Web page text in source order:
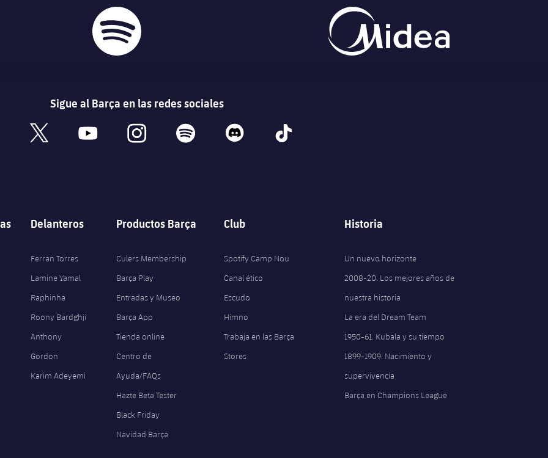
Sigue al Barça en las redes sociales
x youtube instagram spotify discord tiktok
Delanteros
Ferran Torres
Lamine Yamal
Raphinha
Roony Bardghji
Anthony
Gordon
Karim Adeyemi
Productos Barça
Culers Membership
Barça Play
Entradas y Museo
Barça App
Tienda online
Centro de
Ayuda/FAQs
Hazte Beta Tester
Black Friday
Navidad Barça
Club
Spotify Camp Nou
Canal ético
Escudo
Himno
Trabaja en las Barça
Stores
Historia
Un nuevo horizonte
2008-20. Los mejores años de
nuestra historia
La era del Dream Team
1950-61. Kubala y su tiempo
1899-1909. Nacimiento y
supervivencia
Barça en Champions League